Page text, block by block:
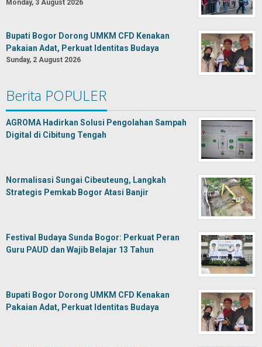
Monday, 3 August 2026
Bupati Bogor Dorong UMKM CFD Kenakan
Pakaian Adat, Perkuat Identitas Budaya
Sunday, 2 August 2026
Berita POPULER
AGROMA Hadirkan Solusi Pengolahan Sampah
Digital di Cibitung Tengah
Normalisasi Sungai Cibeuteung, Langkah
Strategis Pemkab Bogor Atasi Banjir
Festival Budaya Sunda Bogor: Perkuat Peran
Guru PAUD dan Wajib Belajar 13 Tahun
Bupati Bogor Dorong UMKM CFD Kenakan
Pakaian Adat, Perkuat Identitas Budaya